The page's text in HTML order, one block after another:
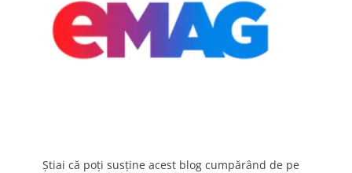
Știai că poți susține acest blog cumpărând de pe